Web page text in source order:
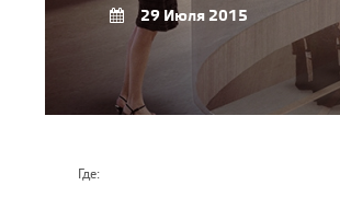
29 Июля 2015
Где: